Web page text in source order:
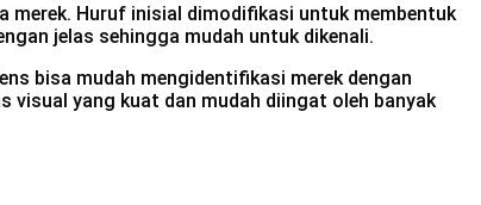
merek. Huruf inisial dimodifikasi untuk membentuk
jelas sehingga mudah untuk dikenali.
bisa mudah mengidentifikasi merek dengan
visual yang kuat dan mudah diingat oleh banyak